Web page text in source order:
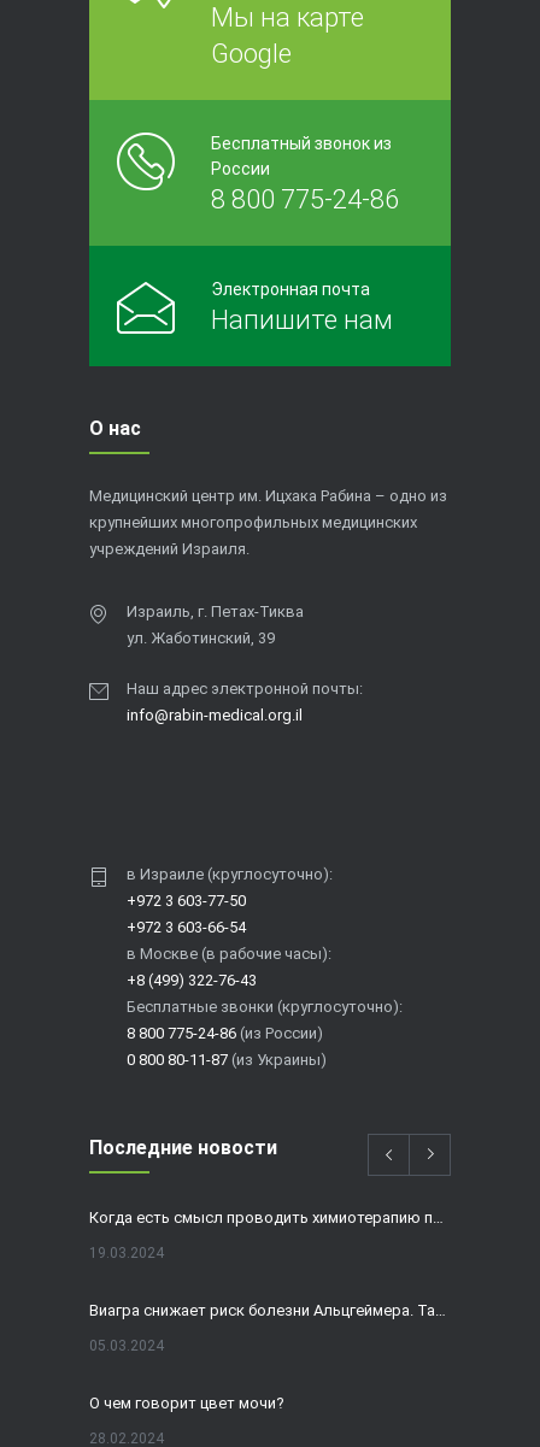
Мы на карте
Google
Бесплатный звонок из
России
8 800 775-24-86
Электронная почта
Напишите нам
О нас
Медицинский центр им. Ицхака Рабина – одно из
крупнейших многопрофильных медицинских
учреждений Израиля.
Израиль, г. Петах-Тиква
ул. Жаботинский, 39
Наш адрес электронной почты:
info@rabin-medical.org.il
в Израиле (круглосуточно):
+972 3 603-77-50
+972 3 603-66-54
в Москве (в рабочие часы):
+8 (499) 322-76-43
Бесплатные звонки (круглосуточно):
8 800 775-24-86 (из России)
0 800 80-11-87 (из Украины)
Последние новости
19.03.2024
05.03.2024
О чем говорит цвет мочи?
28.02.2024